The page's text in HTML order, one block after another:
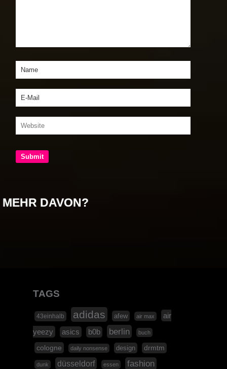
MEHR DAVON?
TAGS
43einhalb adidas afew air max
air
yeezy
asics b0b berlin buch
cologne daily nonsense design drmtm
dunk düsseldorf essen fashion